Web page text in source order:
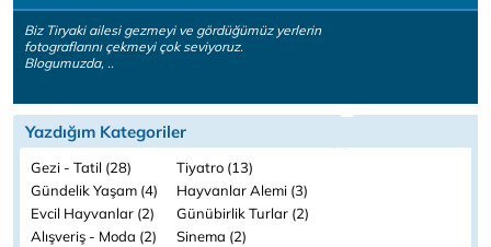
Biz Tiryaki ailesi gezmeyi ve gördüğümüz yerlerin
fotograflarını çekmeyi çok seviyoruz.
Blogumuzda, ..
Yazdığım Kategoriler
Gezi - Tatil (28)
Tiyatro (13)
Gündelik Yaşam (4)
Hayvanlar Alemi (3)
Evcil Hayvanlar (2)
Günübirlik Turlar (2)
Alışveriş - Moda (2)
Sinema (2)